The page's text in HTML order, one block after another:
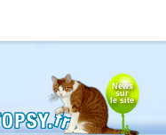
News
sur
le site